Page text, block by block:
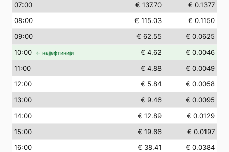
07:00 € 137.70
€ 0.1377
08:00 € 115.03
€ 0.1150
09:00 € 62.55
€ 0.0625
10:00 ← најјефтинији € 4.62
€ 0.0046
11:00 € 4.88
€ 0.0049
12:00 € 5.84
€ 0.0058
13:00 € 9.46
€ 0.0095
14:00 € 12.89
€ 0.0129
15:00 € 19.66
€ 0.0197
16:00 € 38.41
€ 0.0384